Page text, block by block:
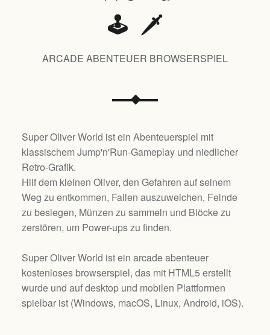
🕹️ 🗡️
ARCADE ABENTEUER BROWSERSPIEL
Super Oliver World ist ein Abenteuerspiel mit
klassischem Jump'n'Run-Gameplay und niedlicher
Retro-Grafik.
Hilf dem kleinen Oliver, den Gefahren auf seinem
Weg zu entkommen, Fallen auszuweichen, Feinde
zu besiegen, Münzen zu sammeln und Blöcke zu
zerstören, um Power-ups zu finden.
Super Oliver World ist ein arcade abenteuer
kostenloses browserspiel, das mit HTML5 erstellt
wurde und auf desktop und mobilen Plattformen
spielbar ist (Windows, macOS, Linux, Android, iOS).